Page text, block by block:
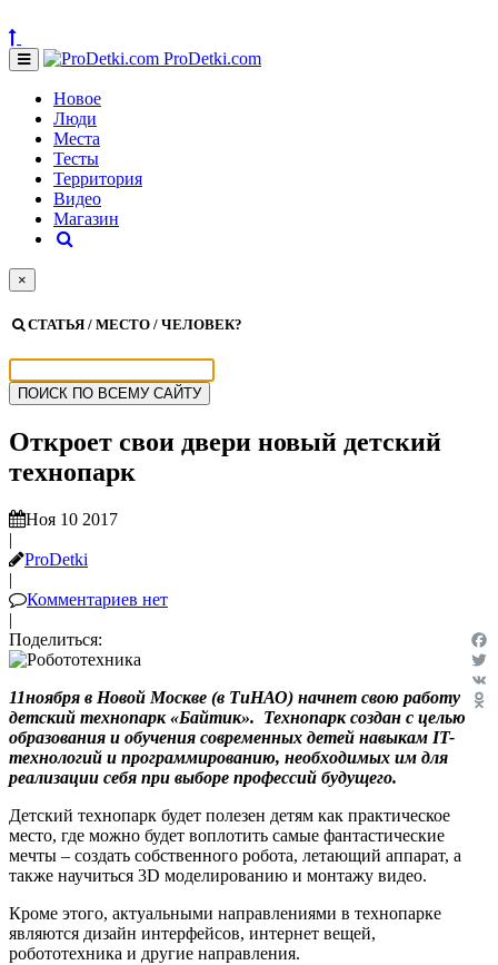
ProDetki.com
Новое
Люди
Места
Тесты
Территория
Видео
Магазин
×
СТАТЬЯ / МЕСТО / ЧЕЛОВЕК?
Откроет свои двери новый детский
технопарк
Ноя 10 2017
|
ProDetki
|
Комментариев нет
|
Поделиться:
VK
11ноября в Новой Москве (в ТиНАО) начнет свою работу
детский технопарк «Байтик». Технопарк создан с целью
образования и обучения современных детей навыкам IT-
технологий и программированию, необходимых им для
реализации себя при выборе профессий будущего.
Детский технопарк будет полезен детям как практическое
место, где можно будет воплотить самые фантастические
мечты – создать собственного робота, летающий аппарат, а
также научиться 3D моделированию и монтажу видео.
Кроме этого, актуальными направлениями в технопарке
являются дизайн интерфейсов, интернет вещей,
робототехника и другие направления.